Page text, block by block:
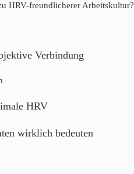
HRV-freundlicherer Arbeitskultur?
Verbindung
HRV
wirklich bedeuten